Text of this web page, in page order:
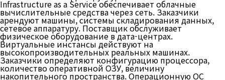
Infrastructure as a Service обеспечивает облачные
вычислительные средства через сеть. Заказчики
арендуют машины, системы складирования данных,
сетевое аппаратуру. Поставщик обслуживает
физическое оборудование в дата-центрах.
Виртуальные инстансы действуют на
высокопроизводительных реальных машинах.
Заказчики определяют конфигурацию процессора,
количество оперативной ОЗУ, величину
накопительного пространства. Операционную ОС